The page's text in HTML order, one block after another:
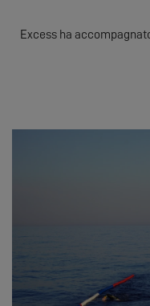
Excess ha